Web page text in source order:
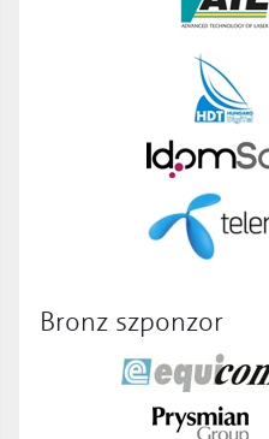
Bronz szponzor